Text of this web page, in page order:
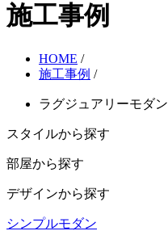
施工事例
HOME /
施工事例 /
ラグジュアリーモダン
スタイルから探す
部屋から探す
デザインから探す
シンプルモダン